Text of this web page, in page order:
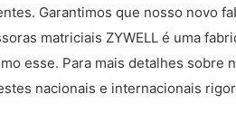
Garantimos que nosso novo
matriciais ZYWELL é uma
esse. Para mais detalhes sobre
nacionais e internacionais